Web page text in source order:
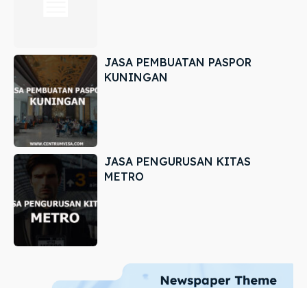
JASA PEMBUATAN PASPOR
KUNINGAN
JASA PENGURUSAN KITAS
METRO